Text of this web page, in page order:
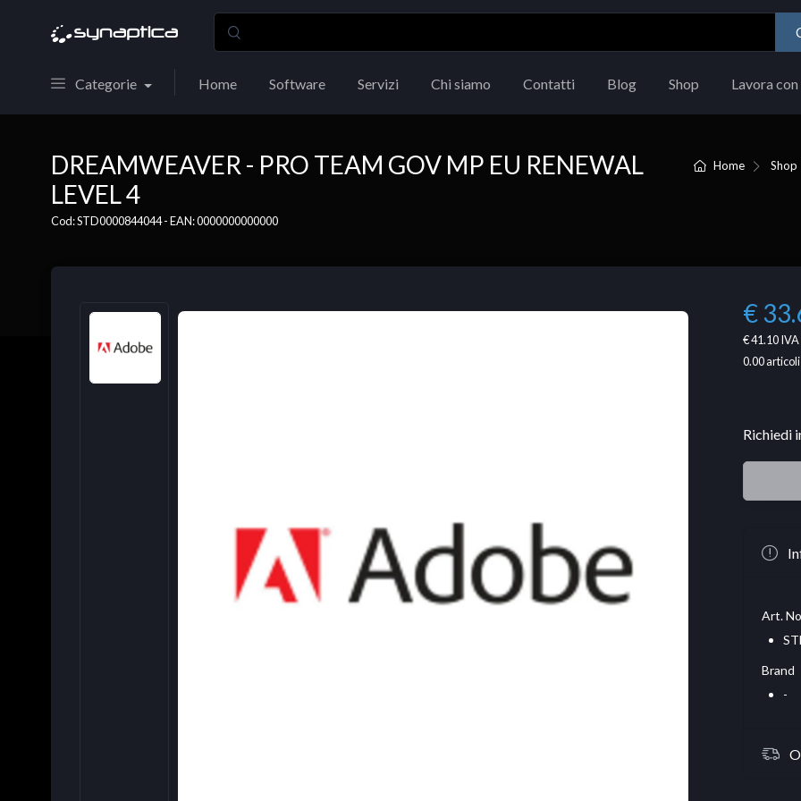
Categorie Home Software Servizi Chi siamo Contatti Blog Shop Lavora con
Home Shop
DREAMWEAVER - PRO TEAM GOV MP EU RENEWAL
LEVEL 4
Cod: STD0000844044 - EAN: 0000000000000
€
€ 41.10IVA
0.00
Richiedi
Art.
Brand
-